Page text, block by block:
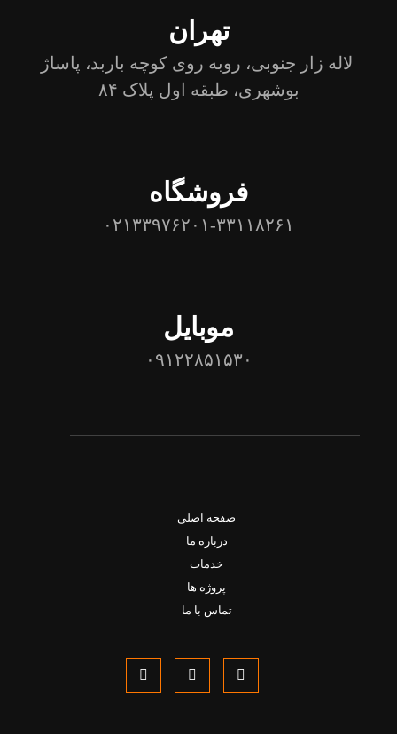
تهران
لاله زار جنوبی، روبه روی کوچه باربد، پاساژ
بوشهری، طبقه اول پلاک ۸۴
فروشگاه
۰۲۱۳۳۹۷۶۲۰۱-۳۳۱۱۸۲۶۱
موبایل
۰۹۱۲۲۸۵۱۵۳۰
صفحه اصلی
درباره ما
خدمات
پروژه ها
تماس با ما